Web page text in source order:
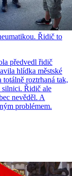
Řidič to
předvedl řidič
hlídka městské
roztrhaná tak,
silnici. Řidič ale
nevěděl. A
problémem.